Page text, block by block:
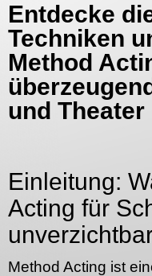
Entdecke
Techniken
Method
und Theater
Einleitung:
Acting für
Method Acting ist